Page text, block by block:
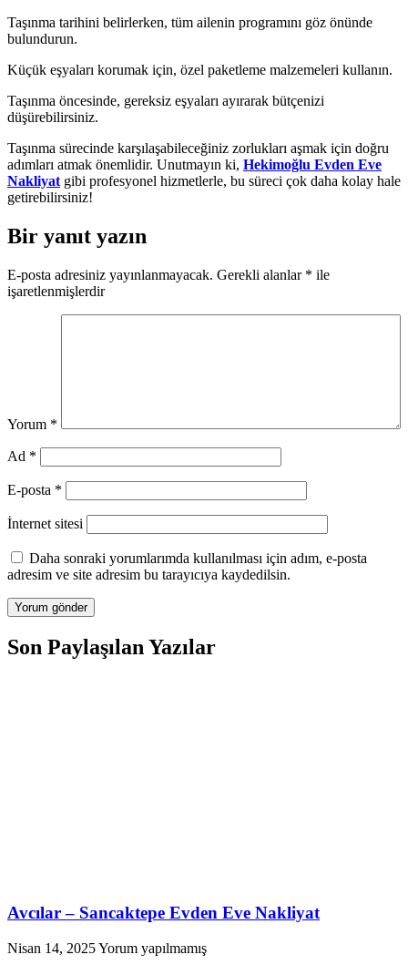
Taşınma tarihini belirlerken, tüm ailenin programını göz önünde
bulundurun.
Küçük eşyaları korumak için, özel paketleme malzemeleri kullanın.
Taşınma öncesinde, gereksiz eşyaları ayırarak bütçenizi
düşürebilirsiniz.
Taşınma sürecinde karşılaşabileceğiniz zorlukları aşmak için doğru
adımları atmak önemlidir. Unutmayın ki, Hekimoğlu Evden Eve
Nakliyat gibi profesyonel hizmetlerle, bu süreci çok daha kolay hale
getirebilirsiniz!
Bir yanıt yazın
E-posta adresiniz yayınlanmayacak. Gerekli alanlar * ile
işaretlenmişlerdir
Yorum *
Ad *
E-posta *
İnternet sitesi
Daha sonraki yorumlarımda kullanılması için adım, e-posta
adresim ve site adresim bu tarayıcıya kaydedilsin.
Son Paylaşılan Yazılar
Avcılar – Sancaktepe Evden Eve Nakliyat
Nisan 14, 2025Yorum yapılmamış